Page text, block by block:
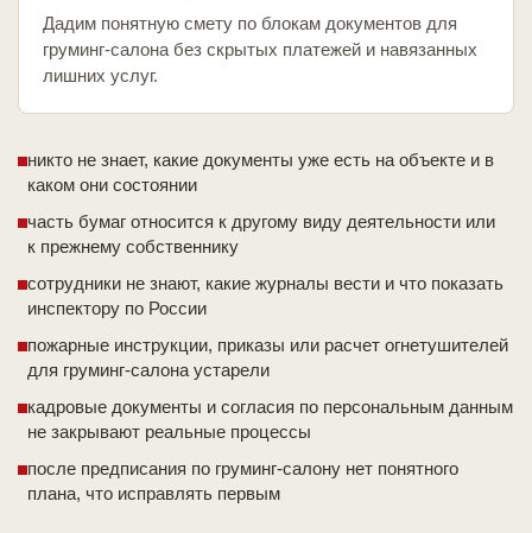
Дадим понятную смету по блокам документов для
груминг-салона без скрытых платежей и навязанных
лишних услуг.
никто не знает, какие документы уже есть на объекте и в
каком они состоянии
часть бумаг относится к другому виду деятельности или
к прежнему собственнику
сотрудники не знают, какие журналы вести и что показать
инспектору по России
пожарные инструкции, приказы или расчет огнетушителей
для груминг-салона устарели
кадровые документы и согласия по персональным данным
не закрывают реальные процессы
после предписания по груминг-салону нет понятного
плана, что исправлять первым